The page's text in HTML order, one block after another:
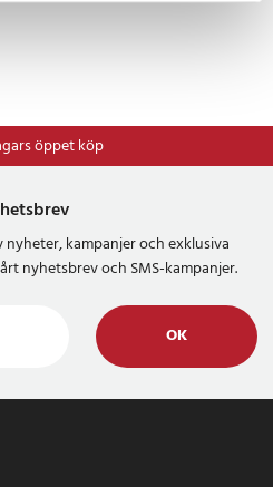
öppet köp
kampanjer och exklusiva
nyhetsbrev och SMS-kampanjer.
OK